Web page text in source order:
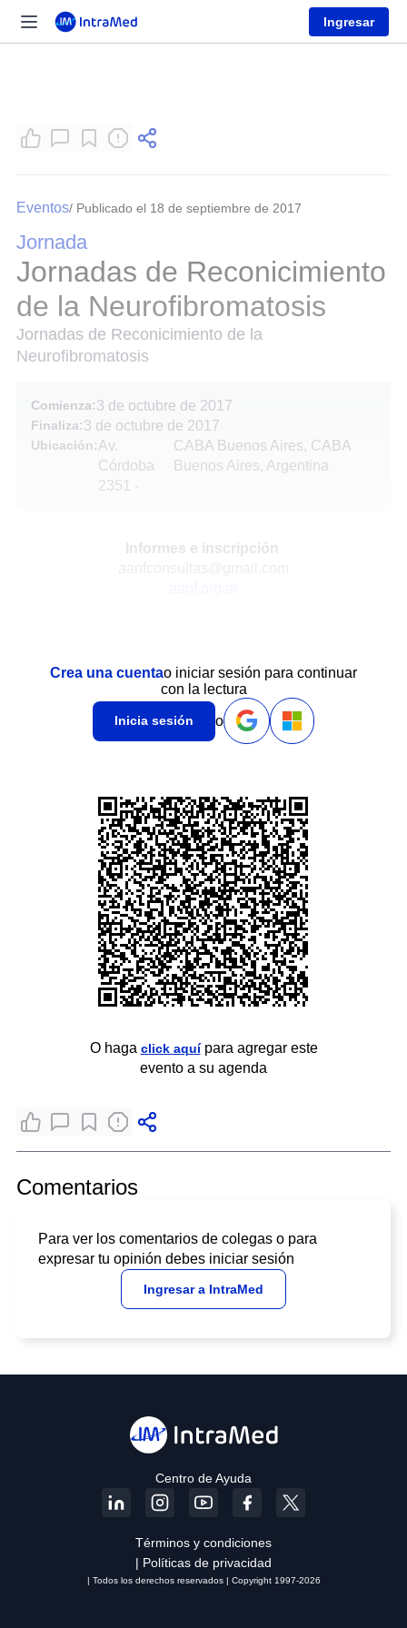
Ingresar
Eventos/ Publicado el 18 de septiembre de 2017
Jornada
Jornadas de Reconicimiento
de la Neurofibromatosis
Jornadas de Reconicimiento de la
Neurofibromatosis
Comienza:3 de octubre de 2017
Finaliza:3 de octubre de 2017
Ubicación:Av.
Córdoba
2351
-
CABA Buenos Aires, CABA
Buenos Aires, Argentina
Informes e inscripción
Crea una cuentao iniciar sesión para continuar
con la lectura
Inicia sesión o
O haga click aquípara agregar este
evento a su agenda
Comentarios
Para ver los comentarios de colegas o para
expresar tu opinión debes iniciar sesión
Ingresar a IntraMed
Centro de Ayuda
Términos y condiciones
| Políticas de privacidad
| Todos los derechos reservados | Copyright 1997-2026